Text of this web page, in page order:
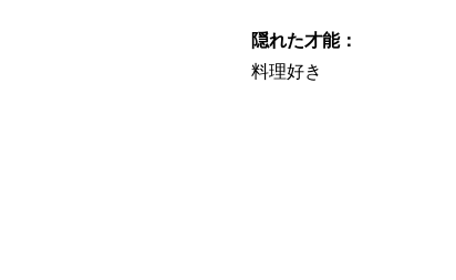
隠れた才能：
料理好き